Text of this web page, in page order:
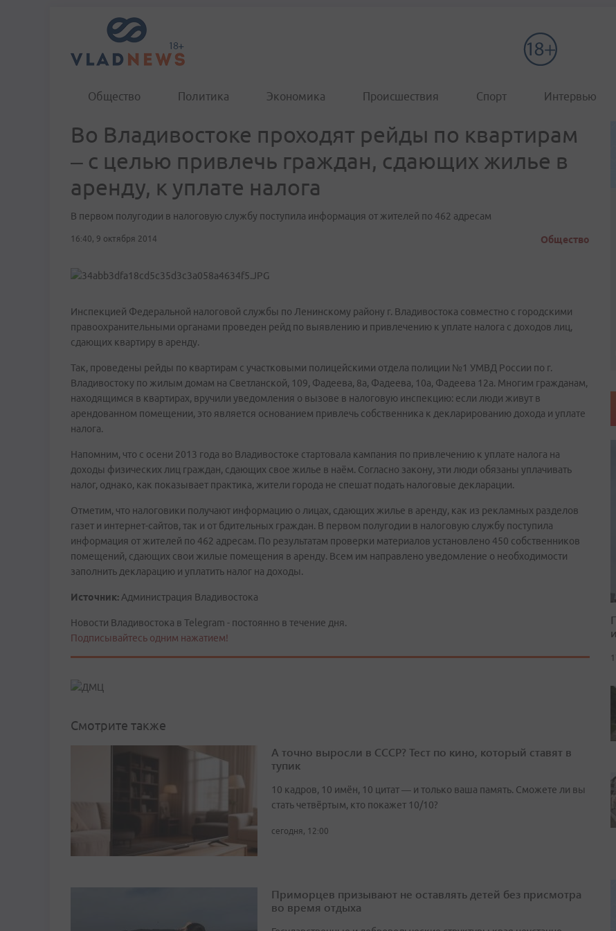
Общество Политика Экономика Происшествия Спорт Интервью
Во Владивостоке проходят рейды по квартирам
– с целью привлечь граждан, сдающих жилье в
аренду, к уплате налога
В первом полугодии в налоговую службу поступила информация от жителей по 462 адресам
16:40, 9 октября 2014 Общество
Инспекцией Федеральной налоговой службы по Ленинскому району г. Владивостока совместно с городскими
правоохранительными органами проведен рейд по выявлению и привлечению к уплате налога с доходов лиц,
сдающих квартиру в аренду.
Так, проведены рейды по квартирам с участковыми полицейскими отдела полиции №1 УМВД России по г.
Владивостоку по жилым домам на Светланской, 109, Фадеева, 8а, Фадеева, 10а, Фадеева 12а. Многим гражданам,
находящимся в квартирах, вручили уведомления о вызове в налоговую инспекцию: если люди живут в
арендованном помещении, это является основанием привлечь собственника к декларированию дохода и уплате
налога.
Напомним, что с осени 2013 года во Владивостоке стартовала кампания по привлечению к уплате налога на
доходы физических лиц граждан, сдающих свое жилье в наём. Согласно закону, эти люди обязаны уплачивать
налог, однако, как показывает практика, жители города не спешат подать налоговые декларации.
Отметим, что налоговики получают информацию о лицах, сдающих жилье в аренду, как из рекламных разделов
газет и интернет-сайтов, так и от бдительных граждан. В первом полугодии в налоговую службу поступила
информация от жителей по 462 адресам. По результатам проверки материалов установлено 450 собственников
помещений, сдающих свои жилые помещения в аренду. Всем им направлено уведомление о необходимости
заполнить декларацию и уплатить налог на доходы.
Источник: Администрация Владивостока
Новости Владивостока в Telegram - постоянно в течение дня.
Подписывайтесь одним нажатием!
Смотрите также
А точно выросли в СССР? Тест по кино, который ставят в
тупик
10 кадров, 10 имён, 10 цитат — и только ваша память. Сможете ли вы
стать четвёртым, кто покажет 10/10?
сегодня, 12:00
Приморцев призывают не оставлять детей без присмотра
во время отдыха